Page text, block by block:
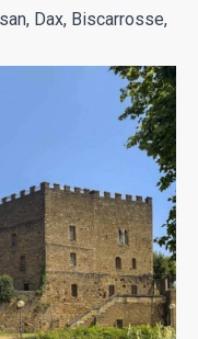
Dax, Biscarrosse,